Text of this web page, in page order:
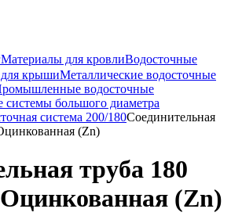
Материалы для кровлиВодосточные
для крышиМеталлические водосточные
водосточные
системы большого диаметра
система 200/180Соединительная
(Zn)
труба 180
(Zn)